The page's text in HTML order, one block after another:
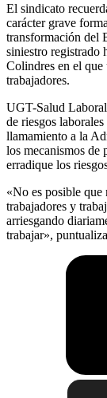
El sindicato
carácter grave
transformación del
siniestro registrado
Colindres en el que
trabajadores.
UGT-Salud
de riesgos
llamamiento a la
los mecanismos de
erradique los
«No es posible que
trabajadores y
arriesgando
trabajar»,